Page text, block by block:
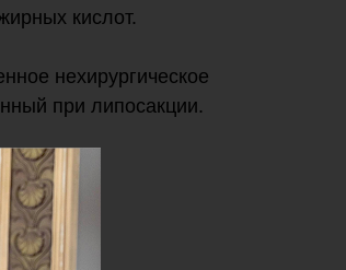
кислот.
нехирургическое
при липосакции.
с